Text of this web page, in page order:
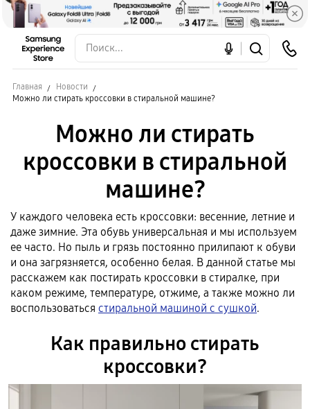
Главная
Новости
Можно ли стирать кроссовки в стиральной машине?
Можно ли стирать
кроссовки в стиральной
машине?
У каждого человека есть кроссовки: весенние, летние и
даже зимние. Эта обувь универсальная и мы используем
ее часто. Но пыль и грязь постоянно прилипают к обуви
и она загрязняется, особенно белая. В данной статье мы
расскажем как постирать кроссовки в стиралке, при
каком режиме, температуре, отжиме, а также можно ли
воспользоваться стиральной машиной с сушкой.
Как правильно стирать
кроссовки?